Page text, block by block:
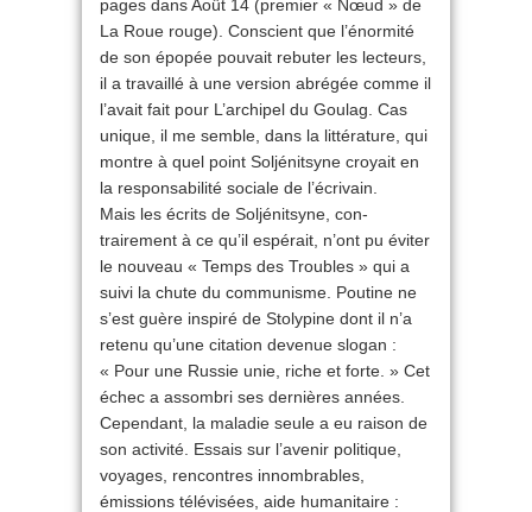
pages dans Août 14 (premier « Nœud » de
La Roue rouge). Conscient que l’énormité
de son épopée pouvait rebuter les lecteurs,
il a travaillé à une version abrégée comme il
l’avait fait pour L’archipel du Goulag. Cas
unique, il me semble, dans la littérature, qui
montre à quel point Soljénitsyne croyait en
la responsabilité sociale de l’écrivain.
Mais les écrits de Soljénitsyne, con­
trairement à ce qu’il espérait, n’ont pu éviter
le nouveau « Temps des Troubles » qui a
suivi la chute du communisme. Poutine ne
s’est guère inspiré de Stolypine dont il n’a
retenu qu’une citation devenue slogan :
« Pour une Russie unie, riche et forte. » Cet
échec a assombri ses dernières années.
Cependant, la maladie seule a eu raison de
son activité. Essais sur l’avenir politique,
voyages, rencontres innombrables,
émissions télévisées, aide humanitaire :